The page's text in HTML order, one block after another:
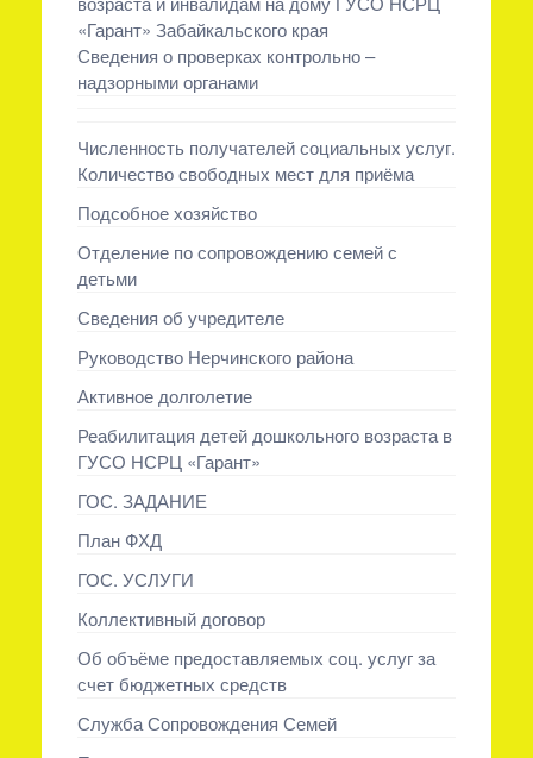
«Гарант» Забайкальского края
Сведения о проверках контрольно –
надзорными органами
Численность получателей социальных услуг.
Количество свободных мест для приёма
Подсобное хозяйство
Отделение по сопровождению семей с
детьми
Сведения об учредителе
Руководство Нерчинского района
Активное долголетие
Реабилитация детей дошкольного возраста в
ГУСО НСРЦ «Гарант»
ГОС. ЗАДАНИЕ
План ФХД
ГОС. УСЛУГИ
Коллективный договор
Об объёме предоставляемых соц. услуг за
счет бюджетных средств
Служба Сопровождения Семей